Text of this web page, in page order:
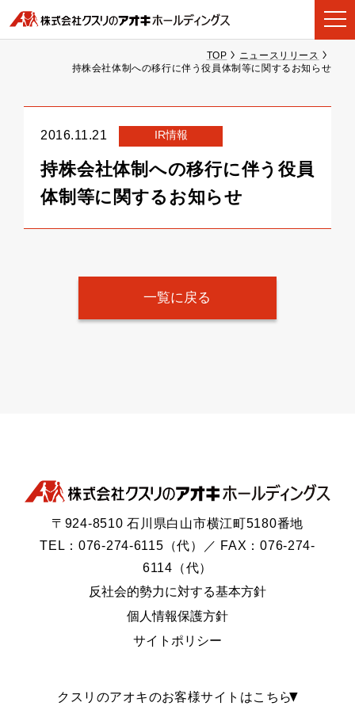
TOP
ニュースリリース
持株会社体制への移行に伴う役員体制等に関するお知らせ
2016.11.21 IR情報
持株会社体制への移行に伴う役員
体制等に関するお知らせ
一覧に戻る
〒924-8510 石川県白山市横江町5180番地
TEL：076-274-6115（代）／ FAX：076-274-
6114（代）
反社会的勢力に対する基本方針
個人情報保護方針
サイトポリシー
クスリのアオキのお客様サイトはこちら